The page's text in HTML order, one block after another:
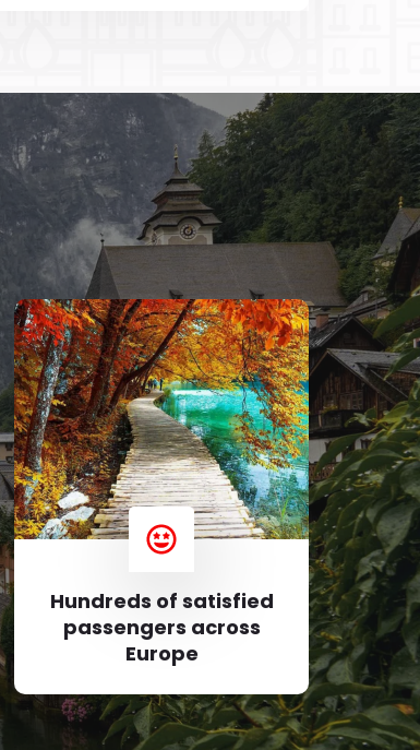
Hundreds of satisfied
passengers across
Europe